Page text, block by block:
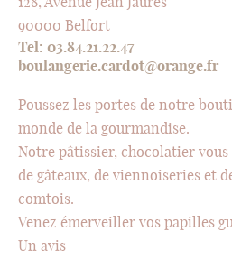
90000 Belfort
Tel: 03.84.21.22.47
boulangerie.cardot@orange.fr
Poussez les portes de notre
monde de la gourmandise.
Notre pâtissier, chocolatier
de gâteaux, de viennoiseries et
comtois.
Venez émerveiller vos papilles
Un avis